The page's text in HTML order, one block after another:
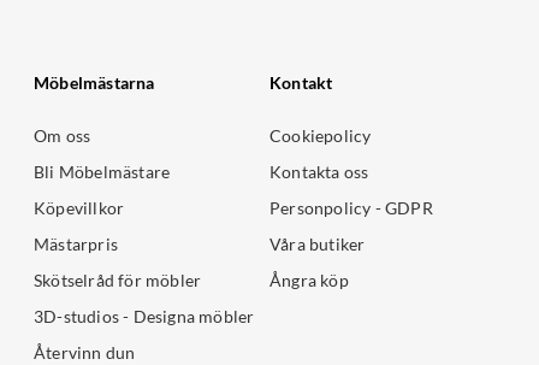
Möbelmästarna
Om oss
Bli Möbelmästare
Köpevillkor
Mästarpris
Skötselråd för möbler
3D-studios - Designa möbler
Återvinn dun
Kontakt
Cookiepolicy
Kontakta oss
Personpolicy - GDPR
Våra butiker
Ångra köp